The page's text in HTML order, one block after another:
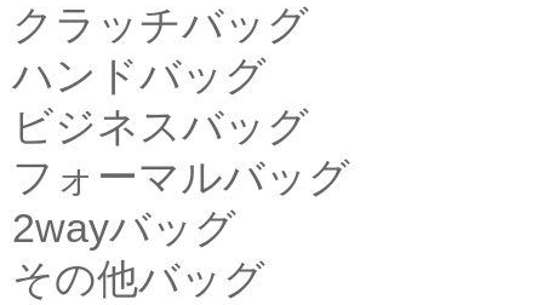
クラッチバッグ
ハンドバッグ
ビジネスバッグ
フォーマルバッグ
2wayバッグ
その他バッグ